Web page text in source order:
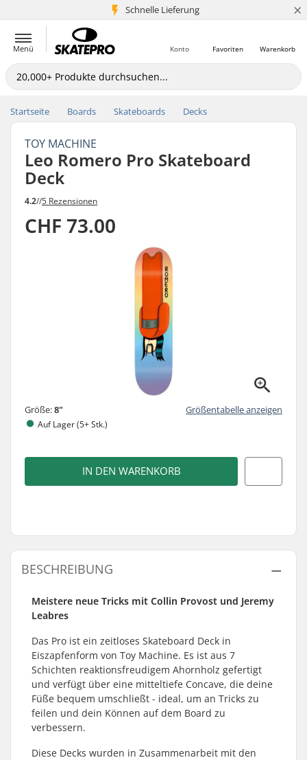
Schnelle Lieferung
5+ Mio. Kunden ×
Menü Warenkorb
Favoriten
Konto
Startseite Boards Skateboards Decks
TOY MACHINE
Leo Romero Pro Skateboard
Deck
4.2//5 Rezensionen
CHF 73.00
Größe:8" Größentabelle anzeigen
Auf Lager (5+ Stk.)
IN DEN WARENKORB
BESCHREIBUNG
Meistere neue Tricks mit Collin Provost und Jeremy
Leabres
Das Pro ist ein zeitloses Skateboard Deck in
Eiszapfenform von Toy Machine. Es ist aus 7
Schichten reaktionsfreudigem Ahornholz gefertigt
und verfügt über eine mitteltiefe Concave, die deine
Füße bequem umschließt - ideal, um an Tricks zu
feilen und dein Können auf dem Board zu
verbessern.
Diese Decks wurden in Zusammenarbeit mit den